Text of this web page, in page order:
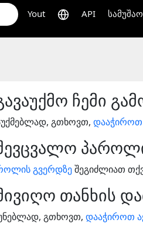
Yout API
ჩემი
გთხოვთ, დააჭიროთ
გვერდზეშეგიძლიათ
თანხის
გთხოვთ, დააჭიროთ